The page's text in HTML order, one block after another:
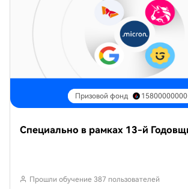
Призовой фонд 15800000000
Прошли обучение 387 пользователей